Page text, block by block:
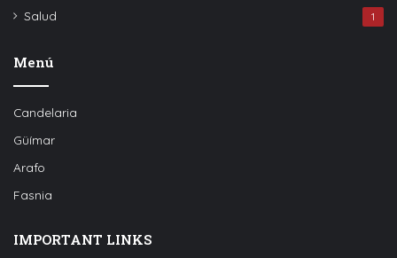
Salud 1
Menú
Candelaria
Güímar
Arafo
Fasnia
IMPORTANT LINKS